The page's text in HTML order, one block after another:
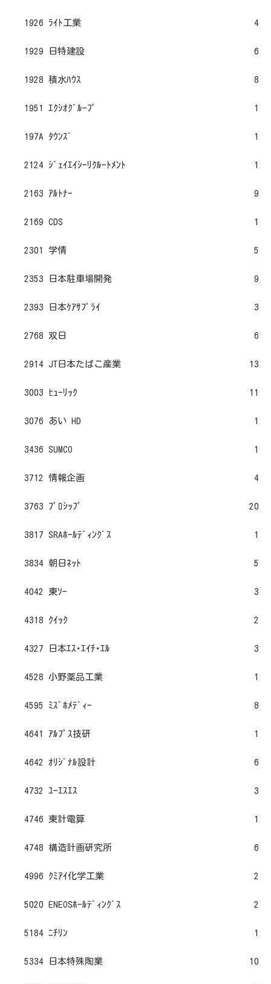
1926 ﾗｲﾄ工業 4
1929 日特建設 6
1928 積水ﾊｳｽ 8
1951 ｴｸｼｵｸﾞﾙｰﾌﾟ 1
197A ﾀｳﾝｽﾞ 1
2124 ｼﾞｪｲｴｲｼｰﾘｸﾙｰﾄﾒﾝﾄ 1
2163 ｱﾙﾄﾅｰ 9
2169 CDS 1
2301 学情 5
2353 日本駐車場開発 9
2393 日本ｹｱｻﾌﾟﾗｲ 3
2768 双日 6
2914 JT日本たばこ産業 13
3003 ﾋｭｰﾘｯｸ 11
3076 あい HD 1
3436 SUMCO 1
3712 情報企画 4
3763 ﾌﾟﾛｼｯﾌﾟ 20
3817 SRAﾎｰﾙﾃﾞｨﾝｸﾞｽ 1
3834 朝日ﾈｯﾄ 5
4042 東ｿｰ 3
4318 ｸｲｯｸ 2
4327 日本ｴｽ･ｴｲﾁ･ｴﾙ 3
4528 小野薬品工業 1
4595 ﾐｽﾞﾎﾒﾃﾞｨｰ 8
4641 ｱﾙﾌﾟｽ技研 1
4642 ｵﾘｼﾞﾅﾙ設計 6
4732 ﾕｰｴｽｴｽ 3
4746 東計電算 1
4748 構造計画研究所 6
4996 ｸﾐｱｲ化学工業 2
5020 ENEOSﾎｰﾙﾃﾞｨﾝｸﾞｽ 2
5184 ﾆﾁﾘﾝ 1
5334 日本特殊陶業 10